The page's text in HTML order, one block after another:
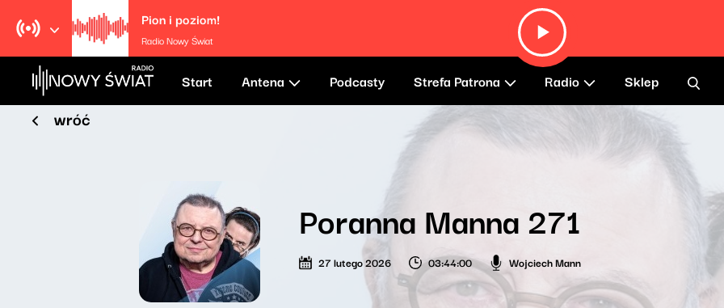
Pion i poziom!
Radio Nowy Świat
Start Antena Podcasty Strefa Patrona Radio Sklep
wróć
Poranna Manna 271
27 lutego 2026 03:44:00 Wojciech Mann